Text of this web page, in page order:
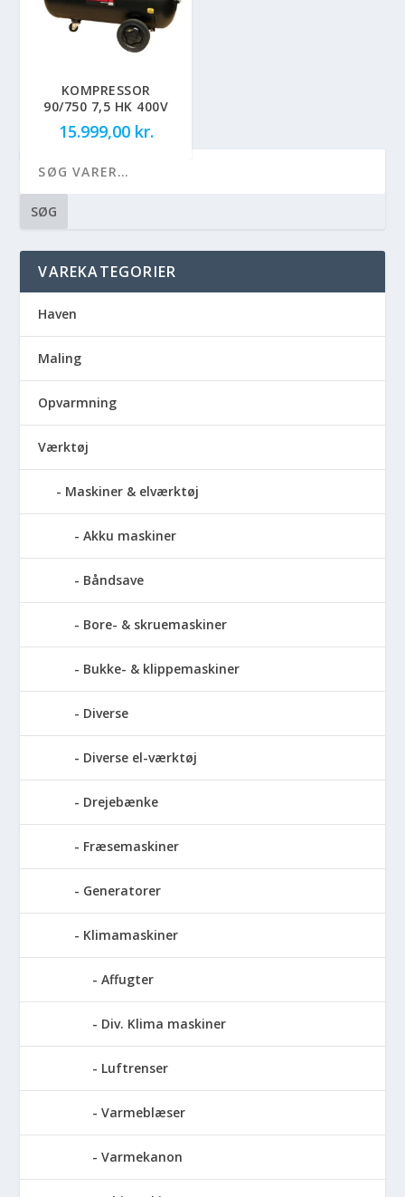
KOMPRESSOR
90/750 7,5 HK 400V
15.999,00 kr.
SØG
VAREKATEGORIER
Haven
Maling
Opvarmning
Værktøj
Maskiner & elværktøj
Akku maskiner
Båndsave
Bore- & skruemaskiner
Bukke- & klippemaskiner
Diverse
Diverse el-værktøj
Drejebænke
Fræsemaskiner
Generatorer
Klimamaskiner
Affugter
Div. Klima maskiner
Luftrenser
Varmeblæser
Varmekanon